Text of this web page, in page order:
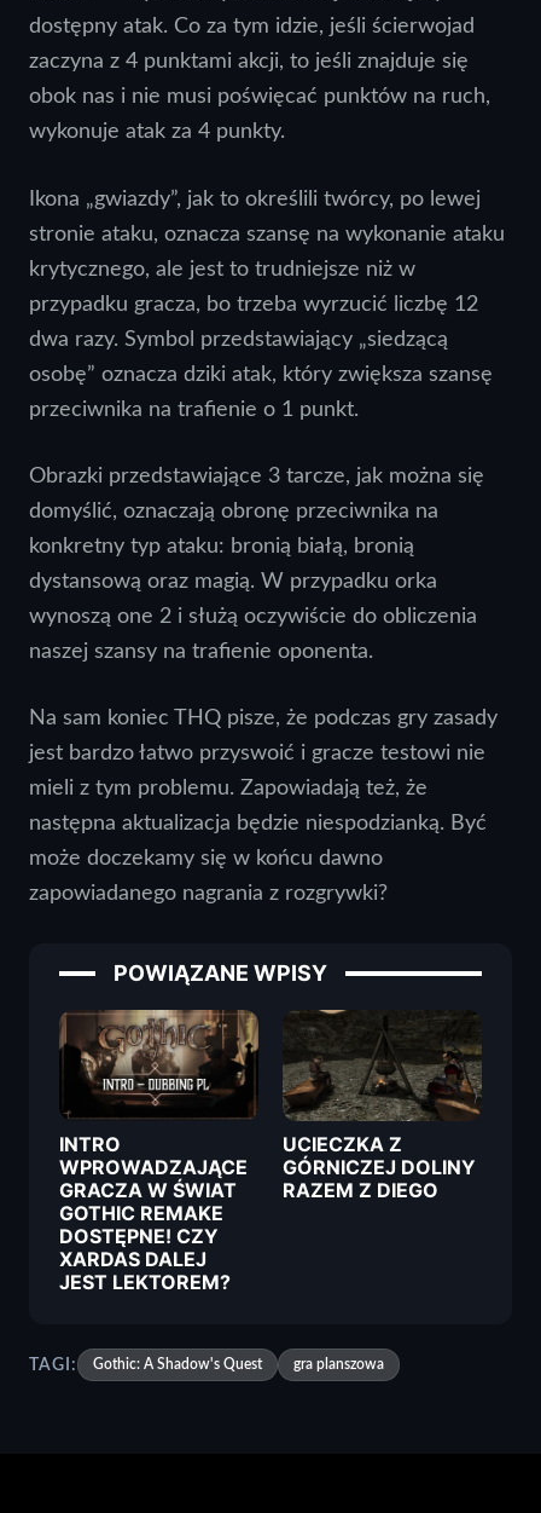
dostępny atak. Co za tym idzie, jeśli ścierwojad
zaczyna z 4 punktami akcji, to jeśli znajduje się
obok nas i nie musi poświęcać punktów na ruch,
wykonuje atak za 4 punkty.
Ikona „gwiazdy”, jak to określili twórcy, po lewej
stronie ataku, oznacza szansę na wykonanie ataku
krytycznego, ale jest to trudniejsze niż w
przypadku gracza, bo trzeba wyrzucić liczbę 12
dwa razy. Symbol przedstawiający „siedzącą
osobę” oznacza dziki atak, który zwiększa szansę
przeciwnika na trafienie o 1 punkt.
Obrazki przedstawiające 3 tarcze, jak można się
domyślić, oznaczają obronę przeciwnika na
konkretny typ ataku: bronią białą, bronią
dystansową oraz magią. W przypadku orka
wynoszą one 2 i służą oczywiście do obliczenia
naszej szansy na trafienie oponenta.
Na sam koniec THQ pisze, że podczas gry zasady
jest bardzo łatwo przyswoić i gracze testowi nie
mieli z tym problemu. Zapowiadają też, że
następna aktualizacja będzie niespodzianką. Być
może doczekamy się w końcu dawno
zapowiadanego nagrania z rozgrywki?
POWIĄZANE WPISY
INTRO
WPROWADZAJĄCE
GRACZA W ŚWIAT
GOTHIC REMAKE
DOSTĘPNE! CZY
XARDAS DALEJ
JEST LEKTOREM?
UCIECZKA Z
GÓRNICZEJ DOLINY
RAZEM Z DIEGO
TAGI: Gothic: A Shadow's Quest gra planszowa